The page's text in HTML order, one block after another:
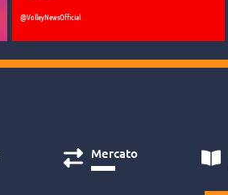
@VolleyNewsOfficial
Mercato